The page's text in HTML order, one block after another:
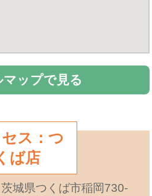
マップで見る
ス：つ
ば店
城県つくば市稲岡730-